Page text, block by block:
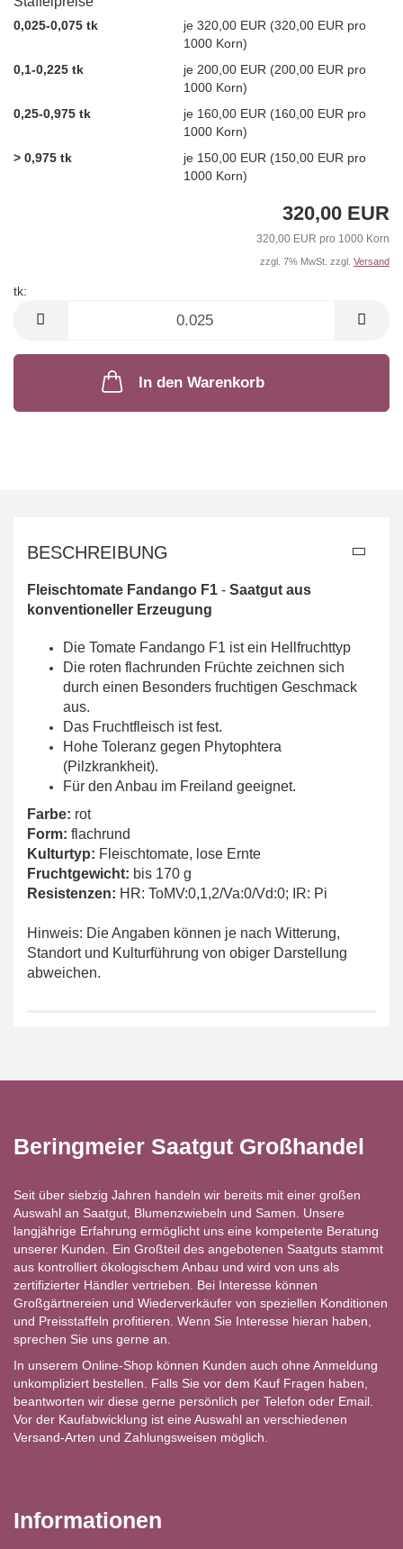
0,025-0,075 tk
je 320,00 EUR (320,00 EUR pro
1000 Korn)
0,1-0,225 tk
je 200,00 EUR (200,00 EUR pro
1000 Korn)
0,25-0,975 tk
je 160,00 EUR (160,00 EUR pro
1000 Korn)
> 0,975 tk
je 150,00 EUR (150,00 EUR pro
1000 Korn)
320,00 EUR
320,00 EUR pro 1000 Korn
zzgl. 7% MwSt. zzgl. Versand
tk:
In den Warenkorb
BESCHREIBUNG
Fleischtomate Fandango F1 - Saatgut aus
konventioneller Erzeugung
Die Tomate Fandango F1 ist ein Hellfruchttyp
Die roten flachrunden Früchte zeichnen sich
durch einen Besonders fruchtigen Geschmack
aus.
Das Fruchtfleisch ist fest.
Hohe Toleranz gegen Phytophtera
(Pilzkrankheit).
Für den Anbau im Freiland geeignet.
Farbe: rot
Form: flachrund
Kulturtyp: Fleischtomate, lose Ernte
Fruchtgewicht: bis 170 g
Resistenzen: HR: ToMV:0,1,2/Va:0/Vd:0; IR: Pi
Hinweis: Die Angaben können je nach Witterung,
Standort und Kulturführung von obiger Darstellung
abweichen.
Beringmeier Saatgut Großhandel
Seit über siebzig Jahren handeln wir bereits mit einer großen
Auswahl an Saatgut, Blumenzwiebeln und Samen. Unsere
langjährige Erfahrung ermöglicht uns eine kompetente Beratung
unserer Kunden. Ein Großteil des angebotenen Saatguts stammt
aus kontrolliert ökologischem Anbau und wird von uns als
zertifizierter Händler vertrieben. Bei Interesse können
Großgärtnereien und Wiederverkäufer von speziellen Konditionen
und Preisstaffeln profitieren. Wenn Sie Interesse hieran haben,
sprechen Sie uns gerne an.
In unserem Online-Shop können Kunden auch ohne Anmeldung
unkompliziert bestellen. Falls Sie vor dem Kauf Fragen haben,
beantworten wir diese gerne persönlich per Telefon oder Email.
Vor der Kaufabwicklung ist eine Auswahl an verschiedenen
Versand-Arten und Zahlungsweisen möglich.
Informationen